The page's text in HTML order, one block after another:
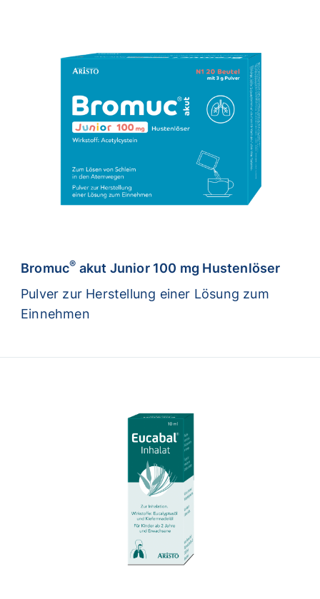
Bromuc® akut Junior 100 mg Hustenlöser
Pulver zur Herstellung einer Lösung zum
Einnehmen